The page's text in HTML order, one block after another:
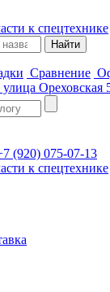
Сравнение
Ореховская
(920) 075-07-13